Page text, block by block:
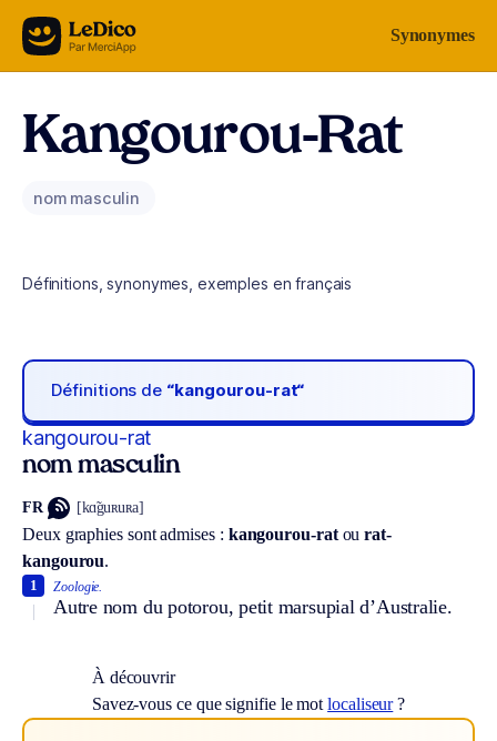
Aller au contenu Synonymes
Kangourou-Rat
nom masculin
Définitions, synonymes, exemples en français
Définitions de “kangourou-rat“
kangourou-rat
nom masculin
FR [kɑ̃guʀuʀa]
Deux graphies sont admises : kangourou-ratourat-
kangourou.
Zoologie.
Autre nom du potorou, petit marsupial d’Australie.
1
À découvrir
Savez-vous ce que signifie le motlocaliseur?